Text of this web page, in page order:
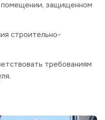
защищенном
строительно-
требованиям